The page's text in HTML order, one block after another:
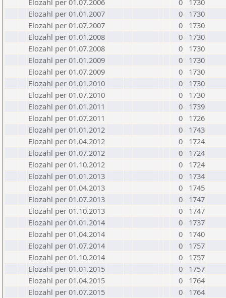
Elozahl per 01.07.2006
0
1730
Elozahl per 01.01.2007
0
1730
Elozahl per 01.07.2007
0
1730
Elozahl per 01.01.2008
0
1730
Elozahl per 01.07.2008
0
1730
Elozahl per 01.01.2009
0
1730
Elozahl per 01.07.2009
0
1730
Elozahl per 01.01.2010
0
1730
Elozahl per 01.07.2010
0
1730
Elozahl per 01.01.2011
0
1739
Elozahl per 01.07.2011
0
1726
Elozahl per 01.01.2012
0
1743
Elozahl per 01.04.2012
0
1724
Elozahl per 01.07.2012
0
1724
Elozahl per 01.10.2012
0
1724
Elozahl per 01.01.2013
0
1734
Elozahl per 01.04.2013
0
1745
Elozahl per 01.07.2013
0
1747
Elozahl per 01.10.2013
0
1747
Elozahl per 01.01.2014
0
1737
Elozahl per 01.04.2014
0
1740
Elozahl per 01.07.2014
0
1757
Elozahl per 01.10.2014
0
1757
Elozahl per 01.01.2015
0
1757
Elozahl per 01.04.2015
0
1764
Elozahl per 01.07.2015
0
1764